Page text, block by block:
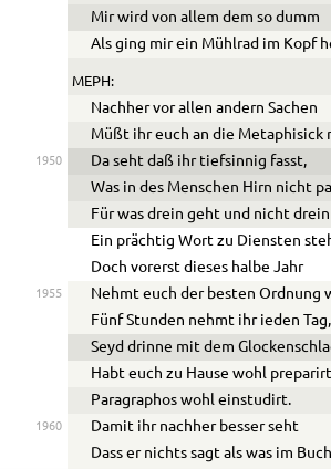
Mir wird von allem dem so dumm
Als ging mir ein Mühlrad im Kopf
MEPH:
Nachher vor allen andern Sachen
Müßt ihr euch an die Metaphisick
1950
Da seht daß ihr tiefsinnig fasst,
Was in des Menschen Hirn nicht
Für was drein geht und nicht
Ein prächtig Wort zu Diensten
Doch vorerst dieses halbe Jahr
1955
Nehmt euch der besten Ordnung
Fünf Stunden nehmt ihr ieden Tag,
Seyd drinne mit dem
Habt euch zu Hause wohl
Paragraphos wohl einstudirt.
1960
Damit ihr nachher besser seht
Dass er nichts sagt als was im